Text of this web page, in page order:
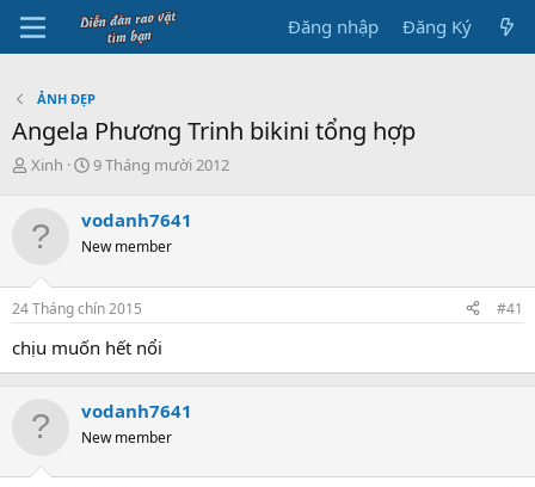
Đăng nhập Đăng Ký
ẢNH ĐẸP
Angela Phương Trinh bikini tổng hợp
B
đ
Xinh
N
y
b
t
đ
u
9 Tháng mười 2012
vodanh7641
New member
24 Tháng chín 2015 #41
chịu muốn hết nổi
vodanh7641
New member